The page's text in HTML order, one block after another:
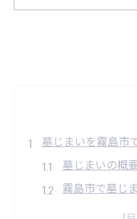
墓じまいを霧島市
墓じまいの概
霧島市で墓じ
墓じまい代行